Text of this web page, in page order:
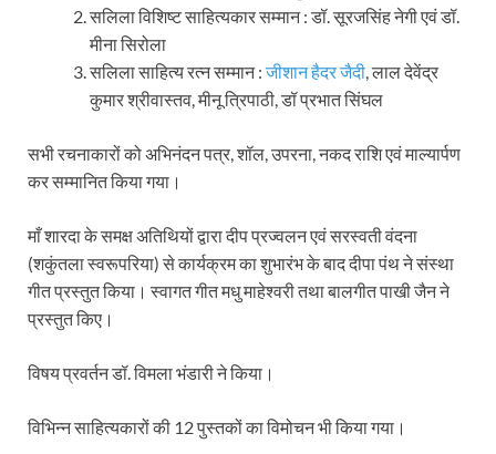
सलिला विशिष्ट साहित्यकार सम्मान : डॉ. सूरजसिंह नेगी एवं डॉ.
मीना सिरोला
सलिला साहित्य रत्न सम्मान :जीशान हैदर जैदी, लाल देवेंद्र
कुमार श्रीवास्तव, मीनू त्रिपाठी, डॉ प्रभात सिंघल
सभी रचनाकारों को अभिनंदन पत्र, शॉल, उपरना, नकद राशि एवं माल्यार्पण
कर सम्मानित किया गया।
माँ शारदा के समक्ष अतिथियों द्वारा दीप प्रज्वलन एवं सरस्वती वंदना
(शकुंतला स्वरूपरिया) से कार्यक्रम का शुभारंभ के बाद दीपा पंथ ने संस्था
गीत प्रस्तुत किया। स्वागत गीत मधु माहेश्वरी तथा बालगीत पाखी जैन ने
प्रस्तुत किए।
विषय प्रवर्तन डॉ. विमला भंडारी ने किया।
विभिन्न साहित्यकारों की 12 पुस्तकों का विमोचन भी किया गया।